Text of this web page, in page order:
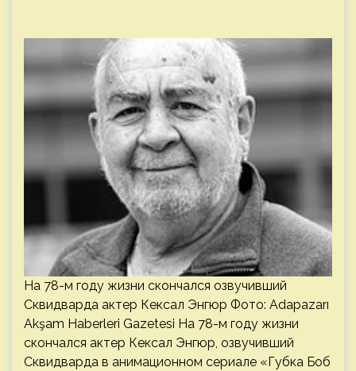
На 78-м году жизни скончался озвучивший
Сквидварда актер Кексал Энгюр Фото: Adapazarı
Akşam Haberleri Gazetesi На 78-м году жизни
скончался актер Кексал Энгюр, озвучивший
Сквидварда в анимационном сериале «Губка Боб